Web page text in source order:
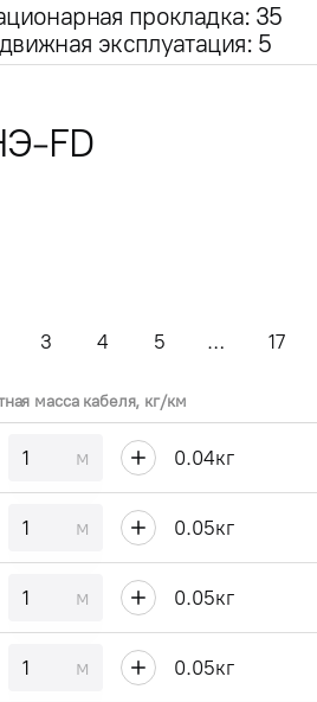
прокладка: 35
эксплуатация: 5
FD
3 4 5 … 17
масса кабеля, кг/км
м 0.04кг
м 0.05кг
м 0.05кг
м 0.05кг